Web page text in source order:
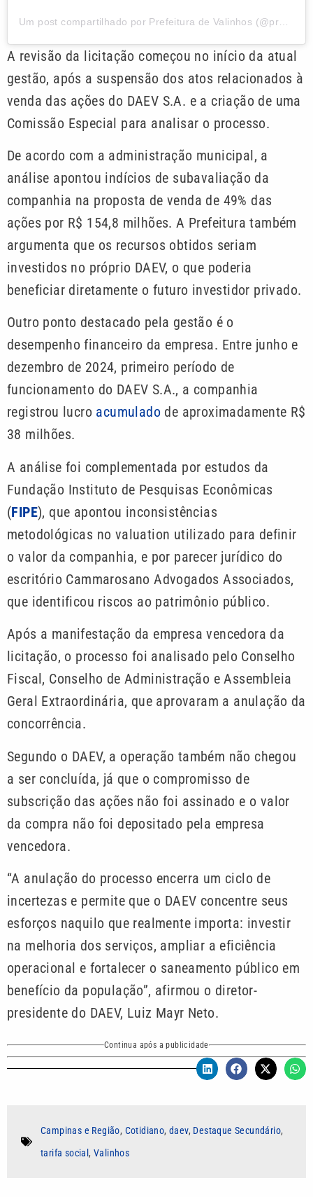
A revisão da licitação começou no início da atual
gestão, após a suspensão dos atos relacionados à
venda das ações do DAEV S.A. e a criação de uma
Comissão Especial para analisar o processo.
De acordo com a administração municipal, a
análise apontou indícios de subavaliação da
companhia na proposta de venda de 49% das
ações por R$ 154,8 milhões. A Prefeitura também
argumenta que os recursos obtidos seriam
investidos no próprio DAEV, o que poderia
beneficiar diretamente o futuro investidor privado.
Outro ponto destacado pela gestão é o
desempenho financeiro da empresa. Entre junho e
dezembro de 2024, primeiro período de
funcionamento do DAEV S.A., a companhia
registrou lucro acumulado de aproximadamente R$
38 milhões.
A análise foi complementada por estudos da
Fundação Instituto de Pesquisas Econômicas
(FIPE), que apontou inconsistências
metodológicas no valuation utilizado para definir
o valor da companhia, e por parecer jurídico do
escritório Cammarosano Advogados Associados,
que identificou riscos ao patrimônio público.
Após a manifestação da empresa vencedora da
licitação, o processo foi analisado pelo Conselho
Fiscal, Conselho de Administração e Assembleia
Geral Extraordinária, que aprovaram a anulação da
concorrência.
Segundo o DAEV, a operação também não chegou
a ser concluída, já que o compromisso de
subscrição das ações não foi assinado e o valor
da compra não foi depositado pela empresa
vencedora.
“A anulação do processo encerra um ciclo de
incertezas e permite que o DAEV concentre seus
esforços naquilo que realmente importa: investir
na melhoria dos serviços, ampliar a eficiência
operacional e fortalecer o saneamento público em
benefício da população”, afirmou o diretor-
presidente do DAEV, Luiz Mayr Neto.
Continua após a publicidade
Campinas e Região, Cotidiano,daev, Destaque Secundário,
tarifa social ,Valinhos